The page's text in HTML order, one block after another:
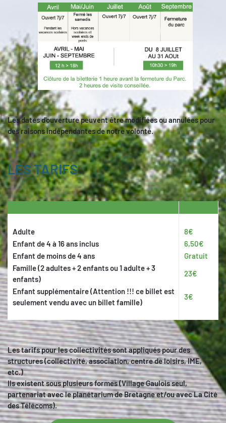
Les dates d'ouverture peuvent être modifiées ou annulées pour
des raisons indépendantes de notre volonté.
LES TARIFS
Adulte
8€
Enfant de 4 à 16 ans inclus
6,50€
Enfant de moins de 4 ans
Gratuit
Famille (2 adultes + 2 enfants ou 1 adulte + 3
enfants)
23€
Enfant supplémentaire (Attention !!! ce billet est
seulement vendu avec un billet famille)
3€
Les tarifs pour les collectivités sont appliqués pour des
structures (collectivité, association, centre de loisirs, IME,
etc.)
Ils existent sous plusieurs formes (Village Gaulois seul,
partenariat avec le planétarium de Bretagne et/ou avec La Cité
des Télécoms).